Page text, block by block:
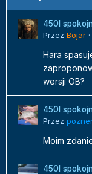
450l
Przez Bojar ·
Hara
wersji OB?
450l
Przez
Moim
450l